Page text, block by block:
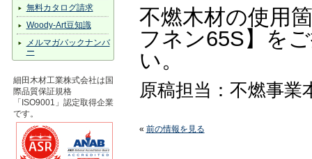
無料カタログ請求
Woody-Art豆知識
メルマガバックナンバ
ー
細田木材工業株式会社は国
際品質保証規格
「ISO9001」認定取得企業
です。
不燃木材の使用
フネン65S】を
い。
原稿担当：不燃事
« 前の情報を見る